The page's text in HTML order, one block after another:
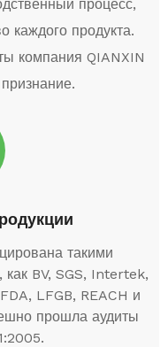
процесс,
каждого продукта.
компания QIANXIN
такими
как BV, SGS, Intertek,
LFGB, REACH и
прошла аудиты